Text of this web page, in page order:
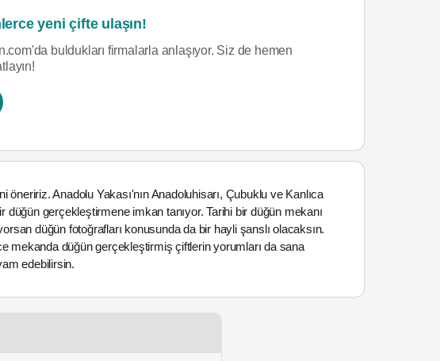
yeni çifte ulaşın!
buldukları firmalarla anlaşıyor. Siz de hemen
Anadolu Yakası'nın Anadoluhisarı, Çubuklu ve Kanlıca
gerçekleştirmene imkan tanıyor. Tarihi bir düğün mekanı
düğün fotoğrafları konusunda da bir hayli şanslı olacaksın.
mekanda düğün gerçekleştirmiş çiftlerin yorumları da sana
edebilirsin.